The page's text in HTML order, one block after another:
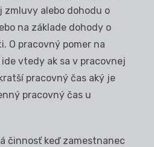
zmluvy alebo dohodu o
na základe dohody o
O pracovný pomer na
vtedy ak sa v pracovnej
pracovný čas aký je
pracovný čas u
činnosť keď zamestnanec